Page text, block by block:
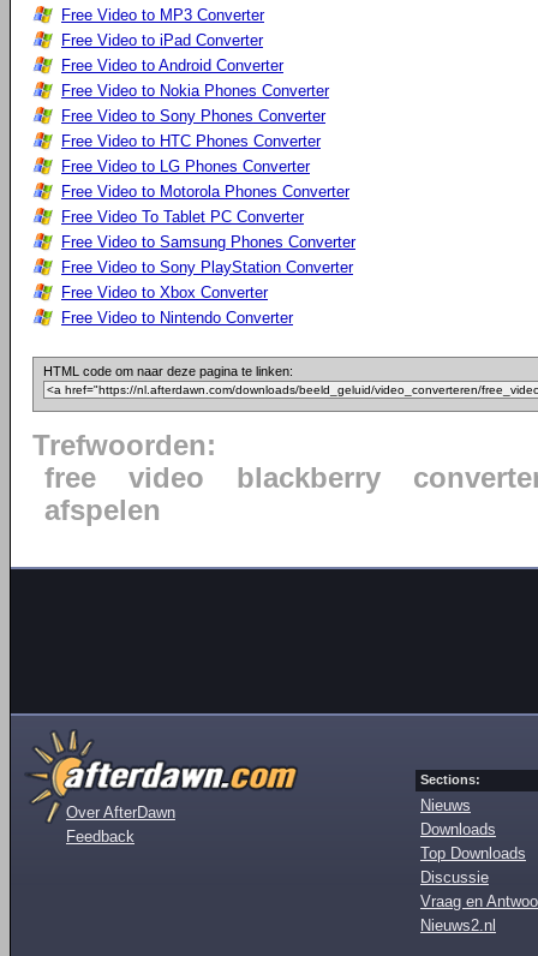
Free Video to MP3 Converter
Free Video to iPad Converter
Free Video to Android Converter
Free Video to Nokia Phones Converter
Free Video to Sony Phones Converter
Free Video to HTC Phones Converter
Free Video to LG Phones Converter
Free Video to Motorola Phones Converter
Free Video To Tablet PC Converter
Free Video to Samsung Phones Converter
Free Video to Sony PlayStation Converter
Free Video to Xbox Converter
Free Video to Nintendo Converter
HTML code om naar deze pagina te linken:
Trefwoorden:
free
video blackberry
afspelen
Over AfterDawn
Feedback
Sections:
Nieuws
Downloads
Top Downloads
Discussie
Vraag en
Nieuws2.nl